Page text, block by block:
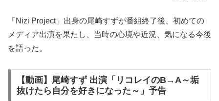
「Nizi Project」出身の尾崎すずが番組終了後、初めての
メディア出演を果たし、当時の心境や近況、気になる今後
を語った。
【動画】尾崎すず 出演「リコレイのB→A～垢
抜けたら自分を好きになった～」予告